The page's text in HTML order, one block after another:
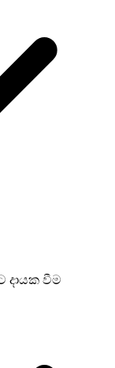
දායක වීම